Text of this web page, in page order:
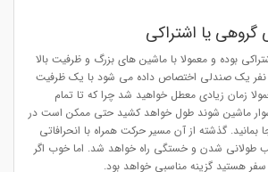
گروهی یا اشتراکی
بوده و معمولا با ماشین های بزرگ و ظرفیت بالا
نفر یک صندلی اختصاص داده می شود با یک ظرفیت
زمان زیادی معطل خواهید شد چرا که تا تمام
ماشین شوند طول خواهد کشید حتی ممکن است در
بمانید. گذشته از آن مسیر حرکت همراه با انحرافاتی
طولانی شدن و خستگی راه خواهد شد. اما خوب اگر
هستید گزینه مناسبی خواهد بود.